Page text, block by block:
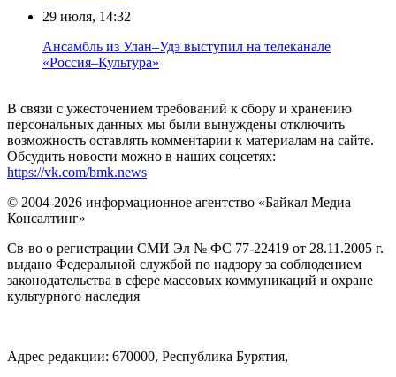
29 июля, 14:32
Ансамбль из Улан–Удэ выступил на телеканале
«Россия–Культура»
В связи с ужесточением требований к сбору и хранению
персональных данных мы были вынуждены отключить
возможность оставлять комментарии к материалам на сайте.
Обсудить новости можно в наших соцсетях:
https://vk.com/bmk.news
© 2004-2026 информационное агентство «Байкал Медиа
Консалтинг»
Св-во о регистрации СМИ Эл № ФС 77-22419 от 28.11.2005 г.
выдано Федеральной службой по надзору за соблюдением
законодательства в сфере массовых коммуникаций и охране
культурного наследия
Адрес редакции: 670000, Республика Бурятия,